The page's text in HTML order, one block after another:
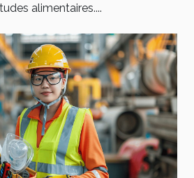
alimentaires....